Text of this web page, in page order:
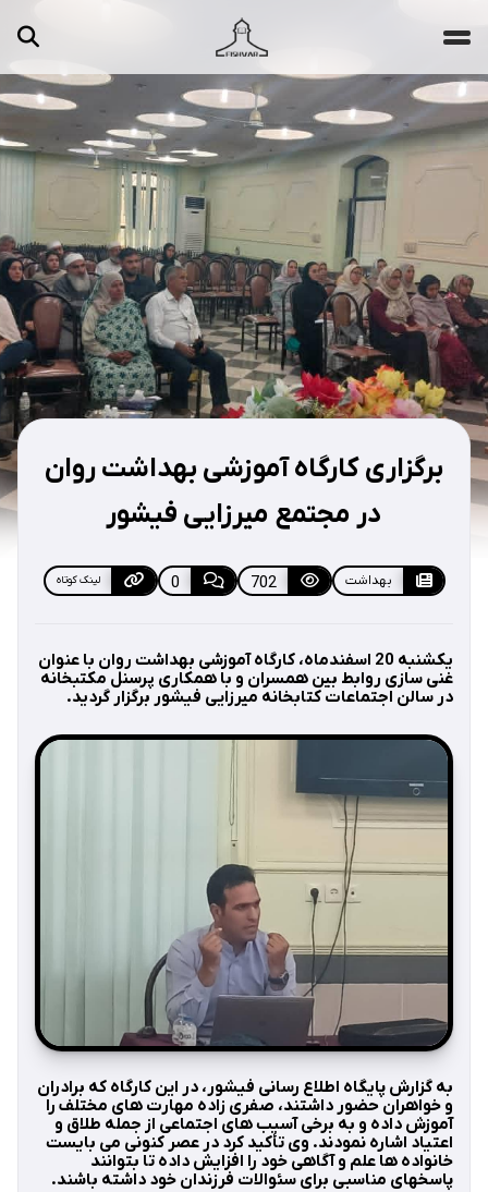
مقالات تصاویر
ویدیوها دسته‌بندی‌ها
جستجو ...
برگزاری کارگاه آموزشی بهداشت روان
در مجتمع میرزایی فیشور
بهداشت 702
0 لینک کوتاه
یکشنبه 20 اسفندماه، کارگاه آموزشی بهداشت روان با عنوان
غنی سازی روابط بین همسران و با همکاری پرسنل مکتبخانه
در سالن اجتماعات کتابخانه میرزایی فیشور برگزار گردید.
به گزارش پایگاه اطلاع رسانی فیشور، در این کارگاه که برادران
و خواهران حضور داشتند، صفری زاده مهارت های مختلف را
آموزش داده و به برخی آسیب های اجتماعی از جمله طلاق و
اعتیاد اشاره نمودند. وی تأکید کرد در عصر کنونی می بایست
خانواده ها علم و آگاهی خود را افزایش داده تا بتوانند
پاسخهای مناسبی برای سئوالات فرزندان خود داشته باشند.